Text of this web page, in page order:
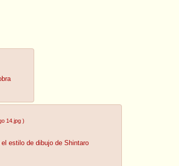
14.jpg )
estilo de dibujo de Shintaro